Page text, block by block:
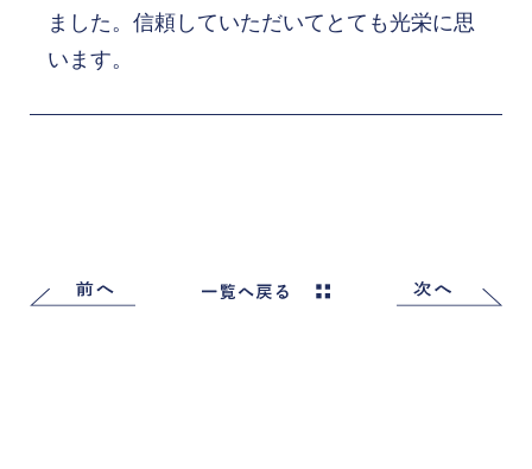
ました。信頼していただいてとても光栄に思
います。